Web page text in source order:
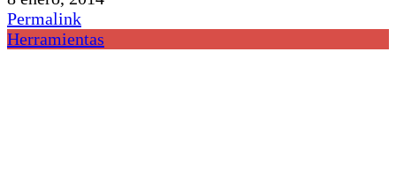
Permalink
Herramientas